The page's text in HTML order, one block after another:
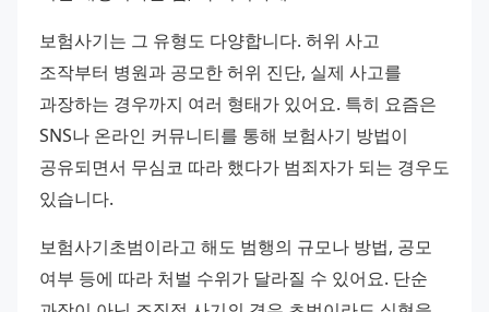
보험사기는 그 유형도 다양합니다. 허위 사고
조작부터 병원과 공모한 허위 진단, 실제 사고를
과장하는 경우까지 여러 형태가 있어요. 특히 요즘은
SNS나 온라인 커뮤니티를 통해 보험사기 방법이
공유되면서 무심코 따라 했다가 범죄자가 되는 경우도
있습니다.
보험사기초범이라고 해도 범행의 규모나 방법, 공모
여부 등에 따라 처벌 수위가 달라질 수 있어요. 단순